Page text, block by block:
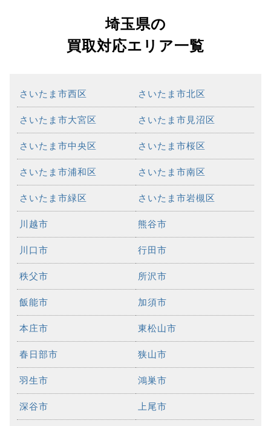
埼玉県の
買取対応エリア一覧
さいたま市西区 さいたま市北区
さいたま市大宮区 さいたま市見沼区
さいたま市中央区 さいたま市桜区
さいたま市浦和区 さいたま市南区
さいたま市緑区 さいたま市岩槻区
川越市 熊谷市
川口市 行田市
秩父市 所沢市
飯能市 加須市
本庄市 東松山市
春日部市 狭山市
羽生市 鴻巣市
深谷市 上尾市